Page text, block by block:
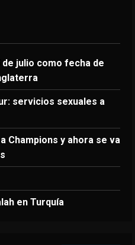
julio como fecha de
servicios sexuales a
Champions y ahora se va
en Turquía